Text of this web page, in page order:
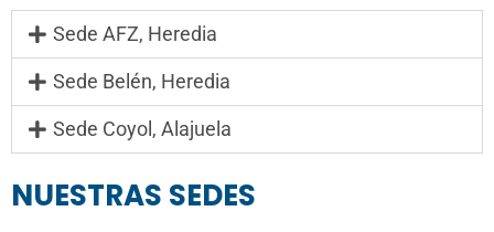
Sede AFZ, Heredia
Sede Belén, Heredia
Sede Coyol, Alajuela
NUESTRAS SEDES